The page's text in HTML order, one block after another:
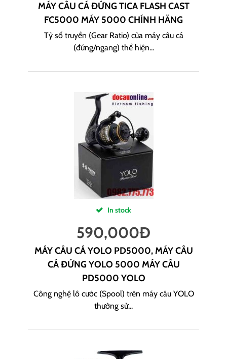
MÁY CÂU CÁ ĐỨNG TICA FLASH CAST
FC5000 MÁY 5000 CHÍNH HÃNG
Tỷ số truyền (Gear Ratio) của máy câu cá
(đứng/ngang) thể hiện...
In stock
590,000Đ
MÁY CÂU CÁ YOLO PD5000, MÁY CÂU
CÁ ĐỨNG YOLO 5000 MÁY CÂU
PD5000 YOLO
Công nghệ lô cước (Spool) trên máy câu YOLO
thường sử...